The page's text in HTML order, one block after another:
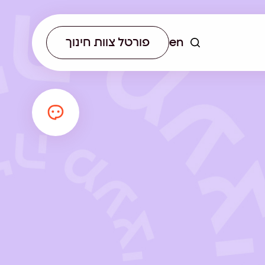
את
en פורטל צוות חינוך